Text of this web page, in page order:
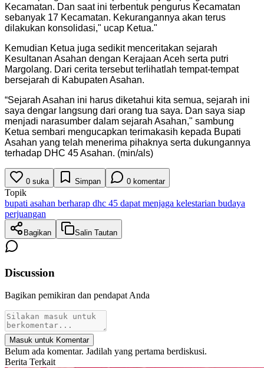
Kecamatan. Dan saat ini terbentuk pengurus Kecamatan
sebanyak 17 Kecamatan. Kekurangannya akan terus
dilakukan konsolidasi," ucap Ketua."
Kemudian Ketua juga sedikit menceritakan sejarah
Kesultanan Asahan dengan Kerajaan Aceh serta putri
Margolang. Dari cerita tersebut terlihatlah tempat-tempat
bersejarah di Kabupaten Asahan.
“Sejarah Asahan ini harus diketahui kita semua, sejarah ini
saya dengar langsung dari orang tua saya. Dan saya siap
menjadi narasumber dalam sejarah Asahan," sambung
Ketua sembari mengucapkan terimakasih kepada Bupati
Asahan yang telah menerima pihaknya serta dukungannya
terhadap DHC 45 Asahan. (min/als)
0 suka Simpan 0 komentar
Topik
bupati asahan berharap dhc 45 dapat menjaga kelestarian budaya
perjuangan
Bagikan Salin Tautan
Discussion
Bagikan pemikiran dan pendapat Anda
Masuk untuk Komentar
Belum ada komentar. Jadilah yang pertama berdiskusi.
Berita Terkait